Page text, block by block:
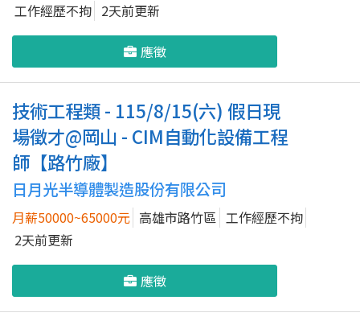
工作經歷不拘 2天前更新
應徵
技術工程類 - 115/8/15(六) 假日現
場徵才@岡山 - CIM自動化設備工程
師【路竹廠】
日月光半導體製造股份有限公司
月薪50000~65000元 高雄市路竹區 工作經歷不拘
2天前更新
應徵